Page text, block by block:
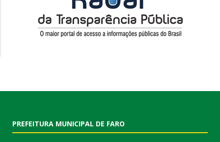
PREFEITURA MUNICIPAL DE FARO